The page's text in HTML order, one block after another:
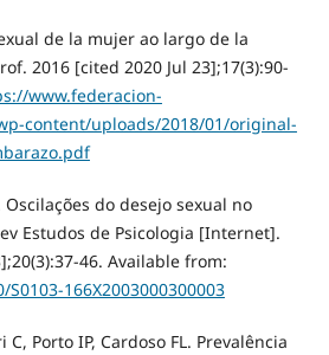
de la mujer ao largo de la
2016 [cited 2020 Jul 23];17(3):90-
www.federacion-
content/uploads/2018/01/original-
Oscilações do desejo sexual no
Estudos de Psicologia [Internet].
46. Available from:
166X2003000300003
C, Porto IP, Cardoso FL. Prevalência